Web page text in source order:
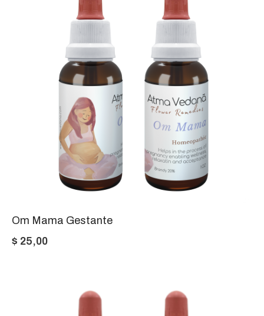
Om Mama Gestante
$ 25,00